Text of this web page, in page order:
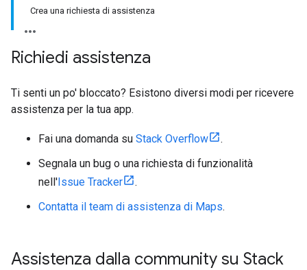
Crea una richiesta di assistenza
Richiedi assistenza
Ti senti un po' bloccato? Esistono diversi modi per ricevere
assistenza per la tua app.
Fai una domanda su Stack Overflow
.
Segnala un bug o una richiesta di funzionalità
nell'Issue Tracker
.
Contatta il team di assistenza di Maps.
Assistenza dalla community su Stack